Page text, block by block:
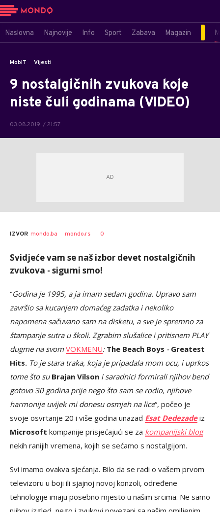
Naslovna Najnovije Info Sport Zabava Magazin
MobIT Vijesti
9 nostalgičnih zvukova koje
niste čuli godinama (VIDEO)
03.08.2019. / 21:57
IZVOR mondo.ba mondo.rs 0
Svidjeće vam se naš izbor devet nostalgičnih
zvukova - sigurni smo!
“Godina je 1995, a ja imam sedam godina. Upravo sam
završio sa kucanjem domaćeg zadatka i nekoliko
napomena sačuvano sam na disketu, a sve je spremno za
štampanje sutra u školi. Zgrabim slušalice i pritisnem PLAY
dugme na svom VOKMENU: ​​The Beach Boys - Greatest
Hits. To je stara traka, koja je pripadala mom ocu, i uprkos
tome što su Brajan Vilson i saradnici formirali njihov bend
gotovo 30 godina prije nego što sam se rodio, njihove
harmonije uvijek mi donesu osmjeh na lice“, počeo je
svoje osvrtanje 20 i više godina unazad Esat Dedezadeiz
Microsoft kompanije prisjećajući se za kompanijski blog
nekih ranijih vremena, kojih se sećamo s nostalgijom.
Svi imamo ovakva sjećanja. Bilo da se radi o vašem prvom
televizoru u boji ili sjajnoj novoj konzoli, određene
tehnologije imaju posebno mjesto u našim srcima. Ne samo